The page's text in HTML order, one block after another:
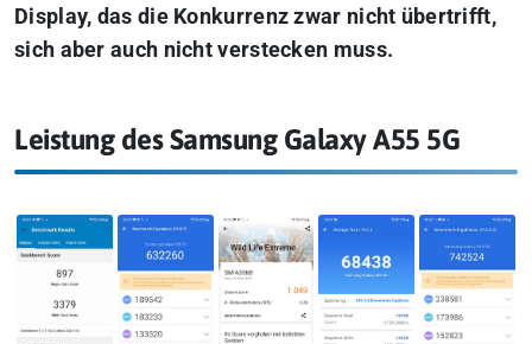
Display, das die Konkurrenz zwar nicht übertrifft,
sich aber auch nicht verstecken muss.
Leistung des Samsung Galaxy A55 5G